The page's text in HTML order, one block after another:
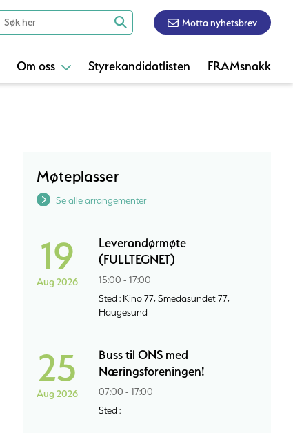
Motta nyhetsbrev
Om oss Styrekandidatlisten FRAMsnakk
Møteplasser
Se alle arrangementer
19
Aug 2026
Leverandørmøte
(FULLTEGNET)
15:00 - 17:00
Sted : Kino 77, Smedasundet 77,
Haugesund
25
Aug 2026
Buss til ONS med
Næringsforeningen!
07:00 - 17:00
Sted :